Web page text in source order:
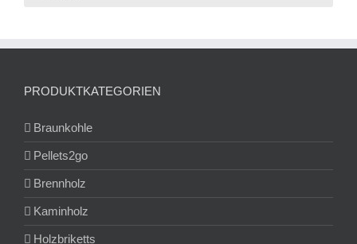
PRODUKTKATEGORIEN
Braunkohle
Pellets2go
Brennholz
Kaminholz
Holzbriketts